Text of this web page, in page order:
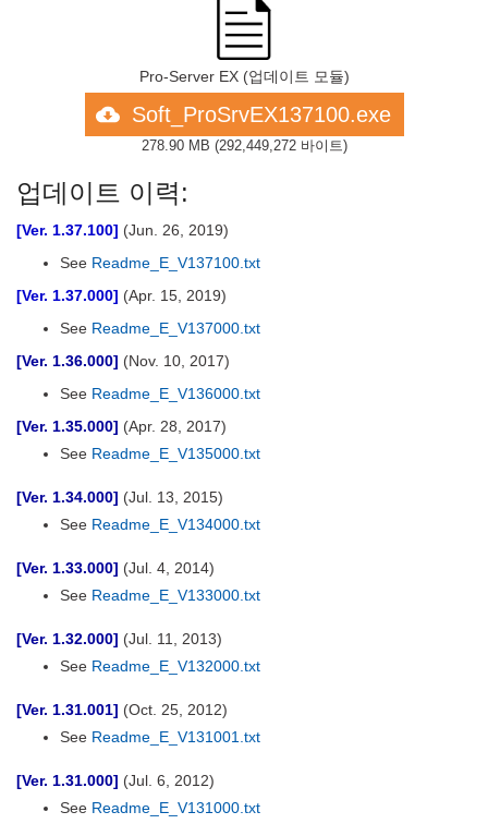
Pro-Server EX (업데이트 모듈)
Soft_ProSrvEX137100.exe
278.90 MB (292,449,272 바이트)
업데이트 이력:
[Ver. 1.37.100] (Jun. 26, 2019)
See Readme_E_V137100.txt
[Ver. 1.37.000] (Apr. 15, 2019)
See Readme_E_V137000.txt
[Ver. 1.36.000] (Nov. 10, 2017)
See Readme_E_V136000.txt
[Ver. 1.35.000] (Apr. 28, 2017)
See Readme_E_V135000.txt
[Ver. 1.34.000] (Jul. 13, 2015)
See Readme_E_V134000.txt
[Ver. 1.33.000] (Jul. 4, 2014)
See Readme_E_V133000.txt
[Ver. 1.32.000] (Jul. 11, 2013)
See Readme_E_V132000.txt
[Ver. 1.31.001] (Oct. 25, 2012)
See Readme_E_V131001.txt
[Ver. 1.31.000] (Jul. 6, 2012)
See Readme_E_V131000.txt